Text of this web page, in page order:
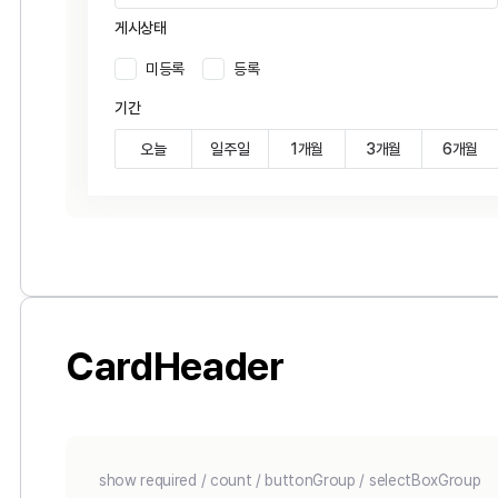
게시상태
미등록 등록
기간
오늘 일주일 1개월 3개월 6개월
CardHeader
show required / count / buttonGroup / selectBoxGroup